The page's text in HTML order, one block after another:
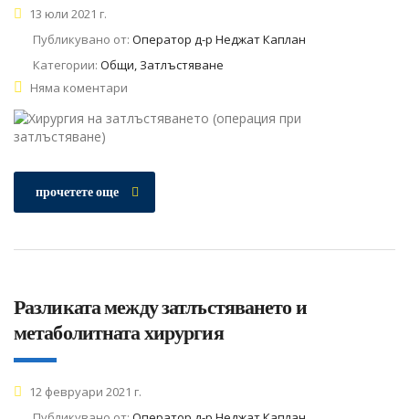
13 юли 2021 г.
Публикувано от: Оператор д-р Неджат Каплан
Категории: Общи, Затлъстяване
Няма коментари
прочетете още
Разликата между затлъстяването и
метаболитната хирургия
12 февруари 2021 г.